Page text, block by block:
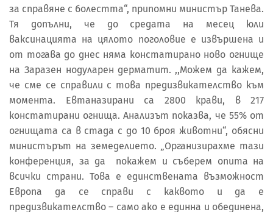
за справяне с болестта“, припомни министър Танева.
Тя допълни, че до средата на месец юли
ваксинацията на цялото поголовие е извършена и
от тогава до днес няма констатирано ново огнище
на Заразен нодуларен дерматит. ,,Можем да кажем,
че сме се справили с това предизвикателство към
момента. Евтаназирани са 2800 крави, в 217
констатирани огнища. Анализът показва, че 55% от
огнищата са в стада с до 10 броя животни“, обясни
министърът на земеделието. „Организирахме тази
конференция, за да покажем и съберем опита на
всички страни. Това е единствената възможност
Европа да се справи с каквото и да е
предизвикателство – само ако е единна и обединена,